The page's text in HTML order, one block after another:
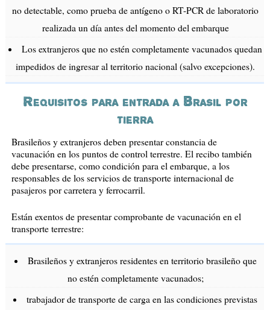
no detectable, como prueba de antígeno o RT-PCR de laboratorio
realizada un día antes del momento del embarque
Los extranjeros que no estén completamente vacunados quedan
impedidos de ingresar al territorio nacional (salvo excepciones).
Requisitos para entrada a Brasil por
tierra
Brasileños y extranjeros deben presentar constancia de
vacunación en los puntos de control terrestre. El recibo también
debe presentarse, como condición para el embarque, a los
responsables de los servicios de transporte internacional de
pasajeros por carretera y ferrocarril.
Están exentos de presentar comprobante de vacunación en el
transporte terrestre:
Brasileños y extranjeros residentes en territorio brasileño que
no estén completamente vacunados;
trabajador de transporte de carga en las condiciones previstas